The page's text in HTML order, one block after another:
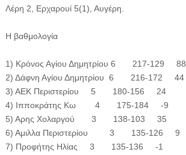
Λέρη 2, Ερχαρουί 5(1), Αυγέρη.
Η βαθμολογία
1) Κρόνος Αγίου Δημητρίου 6 217-129 88
2) Δάφνη Αγίου Δημητρίου 6 216-172 44
3) ΑΕΚ Περιστερίου 5 180-156 24
4) Ιπποκράτης Κω 4 175-184 -9
5) Αρης Χολαργού 3 138-103 35
6) Αμιλλα Περιστερίου 3 135-126 9
7) Προφήτης Ηλίας 3 135-136 -1